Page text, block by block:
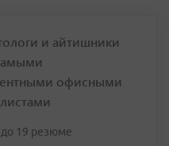
и айтишники
офисными
до 19 резюме